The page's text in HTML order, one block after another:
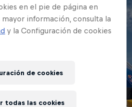
en el pie de página en
información, consulta la
y la Configuración de cookies
de cookies
todas las cookies